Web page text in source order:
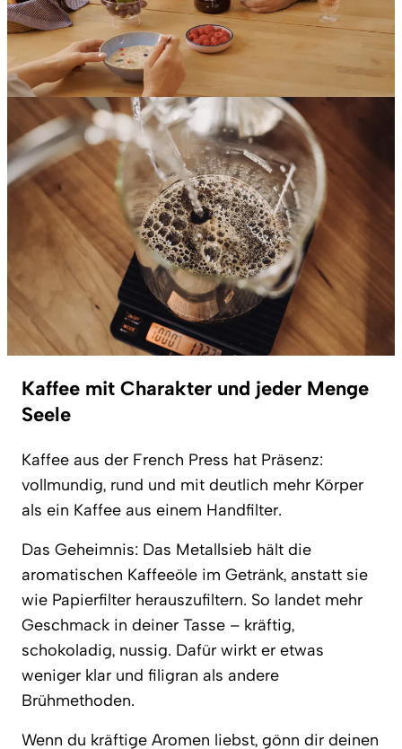
Kaffee mit Charakter und jeder Menge
Seele
Kaffee aus der French Press hat Präsenz:
vollmundig, rund und mit deutlich mehr Körper
als ein Kaffee aus einem Handfilter.
Das Geheimnis: Das Metallsieb hält die
aromatischen Kaffeeöle im Getränk, anstatt sie
wie Papierfilter herauszufiltern. So landet mehr
Geschmack in deiner Tasse – kräftig,
schokoladig, nussig. Dafür wirkt er etwas
weniger klar und filigran als andere
Brühmethoden.
Wenn du kräftige Aromen liebst, gönn dir deinen